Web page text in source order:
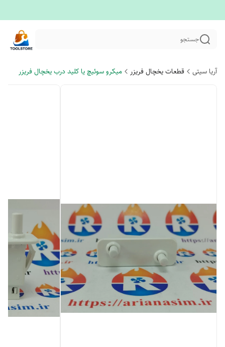
جستجو
آریا سیتی قطعات یخچال فریزر میکرو سوئیچ یا کلید درب یخچال فریزر